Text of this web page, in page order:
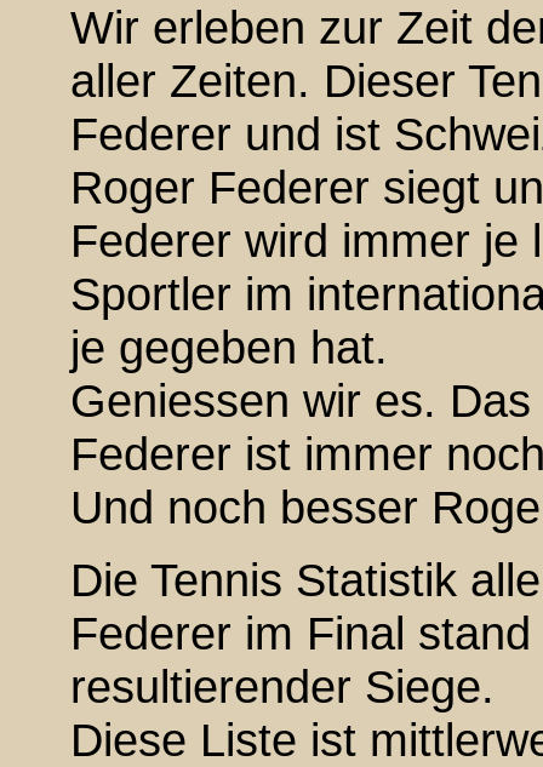
Wir erleben zur Zeit
aller Zeiten. Dieser
Federer und ist
Roger Federer siegt
Federer wird immer je
Sportler im
je gegeben hat.
Geniessen wir es.
Federer ist immer
Und noch besser
Die Tennis Statistik
Federer im Final
resultierender Siege.
Diese Liste ist